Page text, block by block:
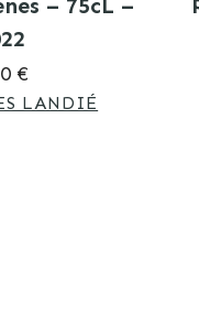
– 75cL –
€
LANDIÉ